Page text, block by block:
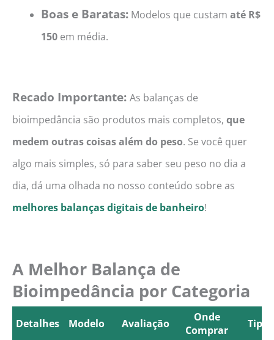
Boas e Baratas:Modelos que custam até R$
150em média.
Recado Importante: As balanças de
bioimpedância são produtos mais completos, que
medem outras coisas além do peso. Se você quer
algo mais simples, só para saber seu peso no dia a
dia, dá uma olhada no nosso conteúdo sobre as
melhores balanças digitais de banheiro!
A Melhor Balança de
Bioimpedância por Categoria
Detalhes Modelo Avaliação
Onde
Comprar
Tipo